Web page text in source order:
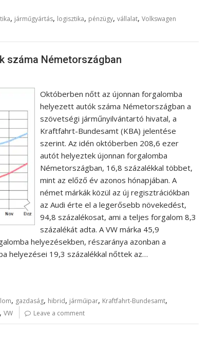
, járműgyártás, logisztika, pénzügy, vállalat, Volkswagen
száma Németországban
Októberben nőtt az újonnan forgalomba
helyezett autók száma Németországban a
szövetségi járműnyilvántartó hivatal, a
Kraftfahrt-Bundesamt (KBA) jelentése
szerint. Az idén októberben 208,6 ezer
autót helyeztek újonnan forgalomba
Németországban, 16,8 százalékkal többet,
mint az előző év azonos hónapjában. A
német márkák közül az új regisztrációkban
az Audi érte el a legerősebb növekedést,
94,8 százalékosat, ami a teljes forgalom 8,3
százalékát adta. A VW márka 45,9
helyezésekben, részaránya azonban a
helyezései 19,3 százalékkal nőttek az…
, gazdaság, hibrid, járműipar, Kraftfahrt-Bundesamt,
, VW Leave a comment